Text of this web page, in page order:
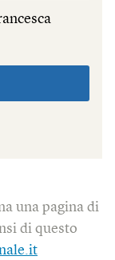
una pagina di
di questo